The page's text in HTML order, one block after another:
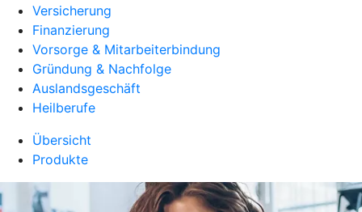
Versicherung
Finanzierung
Vorsorge & Mitarbeiterbindung
Gründung & Nachfolge
Auslandsgeschäft
Heilberufe
Übersicht
Produkte